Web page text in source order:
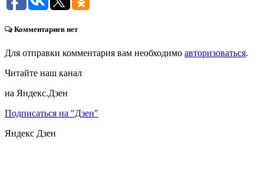
Комментариев нет
Для отправки комментария вам необходимо авторизоваться.
Читайте наш канал
на Яндекс.Дзен
Подписаться на "Дзен"
Яндекс Дзен